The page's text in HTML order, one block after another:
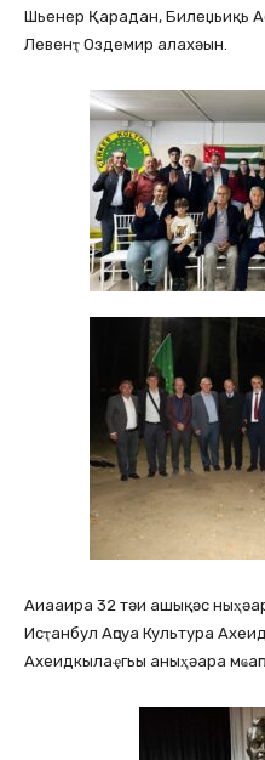
Шьенер Қарадан, Билеџьиқь
Левенҭ Оздемир алахәын.
Аиааира 32 тәи ашықәс
Исҭанбул Аԥсуа Культура
Ахеидкылаҿгьы аныҳәара